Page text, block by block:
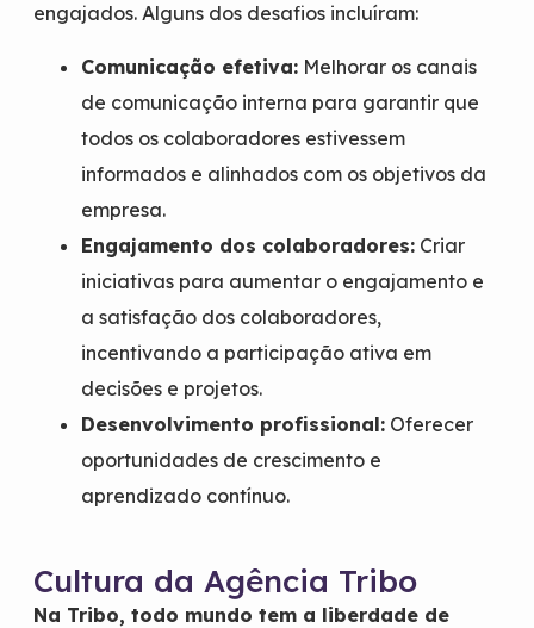
engajados. Alguns dos desafios incluíram:
Comunicação efetiva:Melhorar os canais
de comunicação interna para garantir que
todos os colaboradores estivessem
informados e alinhados com os objetivos da
empresa.
Engajamento dos colaboradores:Criar
iniciativas para aumentar o engajamento e
a satisfação dos colaboradores,
incentivando a participação ativa em
decisões e projetos.
Desenvolvimento profissional:Oferecer
oportunidades de crescimento e
aprendizado contínuo.
Cultura da Agência Tribo
Na Tribo, todo mundo tem a liberdade de